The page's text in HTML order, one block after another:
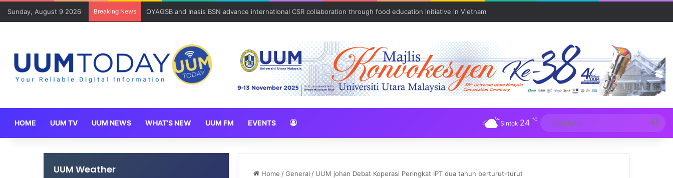
Sunday, August 9 2026 Breaking News OYAGSB and Inasis BSN advance international CSR collaboration through food education initiative in Vietnam
HOME UUM TV UUM NEWS WHAT’S NEW UUM FM EVENTS Sintok 24 ℃
for
Home /General / UUM johan Debat Koperasi Peringkat IPT dua tahun berturut-turut
UUM Weather